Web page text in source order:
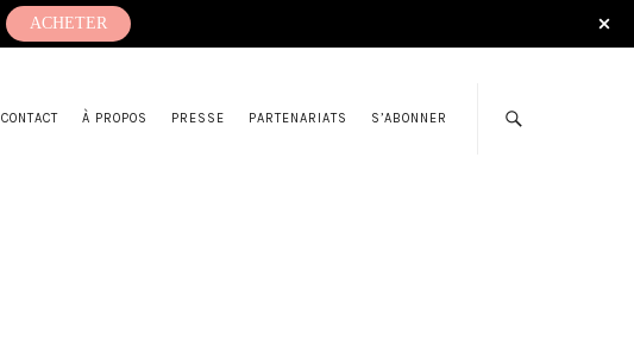
CONTACT À PROPOS PRESSE PARTENARIATS S’ABONNER
ACHETER